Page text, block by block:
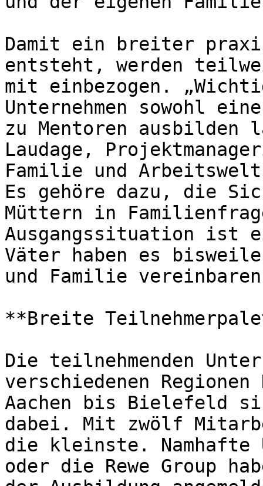
Damit ein breiter
entsteht, werden
mit einbezogen.
Unternehmen sowohl
zu Mentoren
Laudage,
Familie und
Es gehöre dazu, die
Müttern in
Ausgangssituation ist
Väter haben es
und Familie
**Breite
Die teilnehmenden
verschiedenen
Aachen bis Bielefeld
dabei. Mit zwölf
die kleinste. Namhafte
oder die Rewe Group